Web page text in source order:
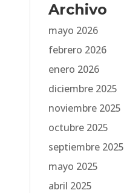
Archivo
mayo 2026
febrero 2026
enero 2026
diciembre 2025
noviembre 2025
octubre 2025
septiembre 2025
mayo 2025
abril 2025